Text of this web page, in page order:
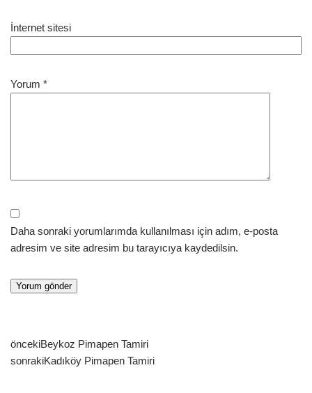
İnternet sitesi
Yorum *
Daha sonraki yorumlarımda kullanılması için adım, e-posta
adresim ve site adresim bu tarayıcıya kaydedilsin.
öncekiBeykoz Pimapen Tamiri
sonrakiKadıköy Pimapen Tamiri